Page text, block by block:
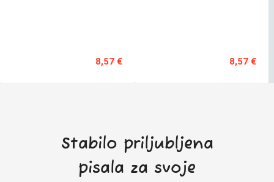
8,57 € 8,57 €
Stabilo priljubljena
pisala za svoje